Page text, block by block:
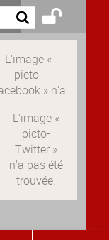
LinkedIn